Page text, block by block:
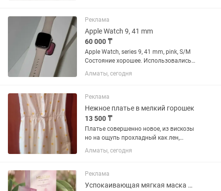
крутящимся безелем, смотрится на
Технически всё работает идеально
(пульс,...
Реклама
Apple Watch 9, 41 mm
60 000 ₸
Apple Watch, series 9, 41 mm, pink, S/M
Состояние хорошее. Использовались
каждый день, на протяжении 1,5 лет
Все в комплекте. На часах есть мелкие
хватает на целый...
Алматы, сегодня
Реклама
Нежное платье в мелкий горошек
13 500 ₸
Платье совершенно новое, из вискозы
но на ощупь прохладный как лен,
изделие на пуговицах спереди
воротник стойка , но можно отложить,
есть пояс 46 размер , длина...
Алматы, сегодня
Реклама
Успокаивающая мягкая маска Маска Mellora